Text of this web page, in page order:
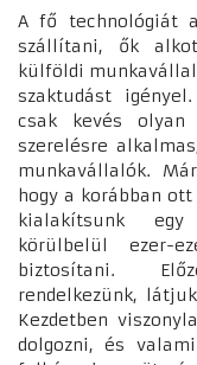
A fő technológiát
szállítani, ők
külföldi
szaktudást
csak kevés
szerelésre
munkavállalók.
hogy a korábban
kialakítsunk egy
körülbelül ezer-
biztosítani.
rendelkezünk,
Kezdetben
dolgozni, és